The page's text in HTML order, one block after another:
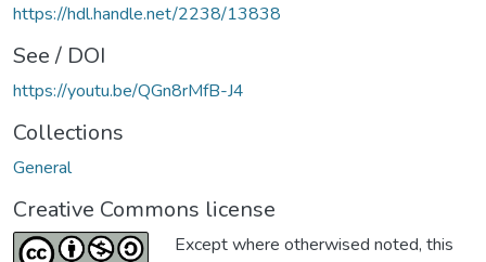
https://hdl.handle.net/2238/13838
See / DOI
https://youtu.be/QGn8rMfB-J4
Collections
General
Creative Commons license
Except where otherwised noted, this